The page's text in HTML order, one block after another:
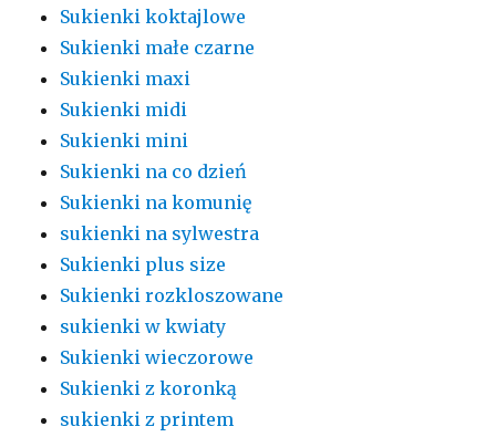
Sukienki koktajlowe
Sukienki małe czarne
Sukienki maxi
Sukienki midi
Sukienki mini
Sukienki na co dzień
Sukienki na komunię
sukienki na sylwestra
Sukienki plus size
Sukienki rozkloszowane
sukienki w kwiaty
Sukienki wieczorowe
Sukienki z koronką
sukienki z printem